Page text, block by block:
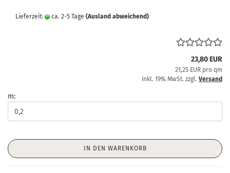
Lieferzeit: ca. 2-5 Tage (Ausland abweichend)
23,80 EUR
21,25 EUR pro qm
inkl. 19% MwSt. zzgl. Versand
m:
IN DEN WARENKORB